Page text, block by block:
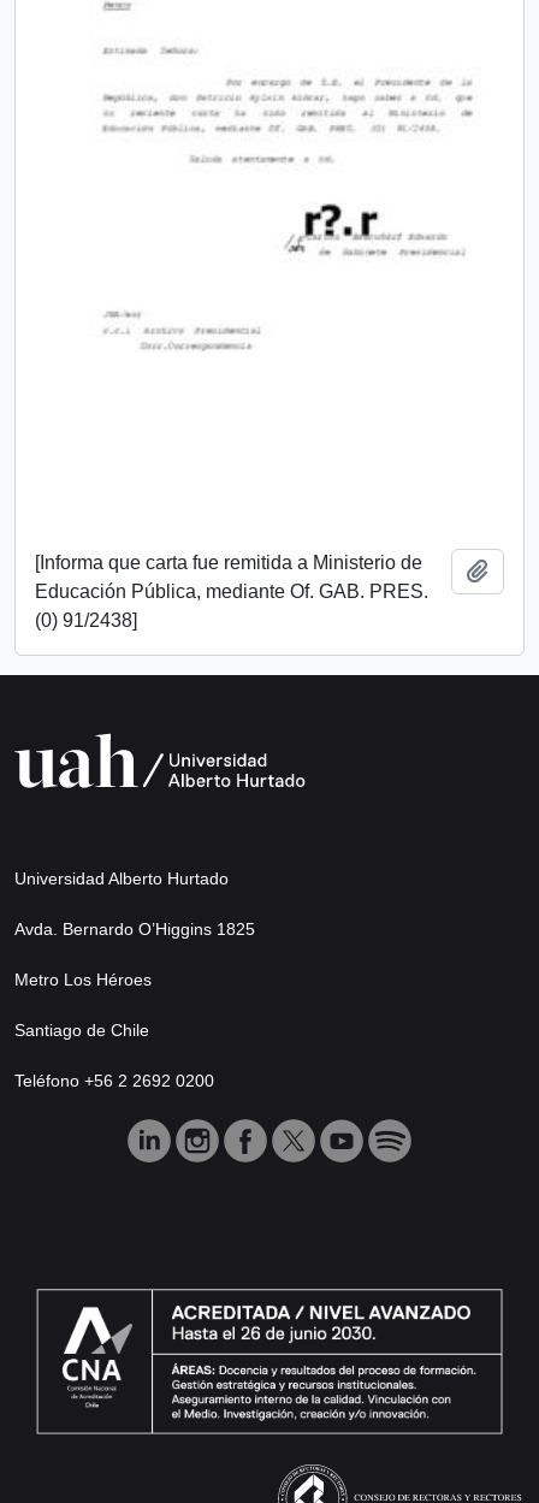
[Informa que carta fue remitida a Ministerio de
Educación Pública, mediante Of. GAB. PRES.
(0) 91/2438]
Universidad Alberto Hurtado
Avda. Bernardo O’Higgins 1825
Metro Los Héroes
Santiago de Chile
Teléfono +56 2 2692 0200